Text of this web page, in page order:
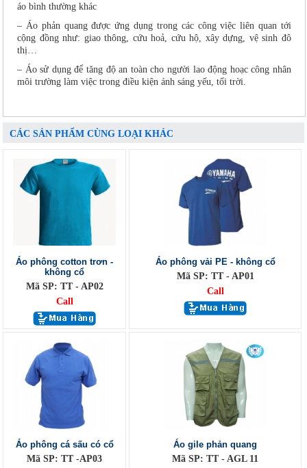
áo bình thường khác
– Áo phản quang được ứng dụng trong các công việc liên quan tới
cộng đồng như: giao thông, cứu hoả, cứu hộ, xây dựng, vệ sinh đô
thị…
– Áo sử dụng để tăng độ an toàn cho người lao động hoạc công nhân
môi trường làm việc trong điều kiện ánh sáng yếu, tối trời.
CÁC SẢN PHẨM CÙNG LOẠI KHÁC
Áo phông cotton trơn -
không cổ
Mã SP: TT - AP02
Call
Áo phông vải PE - không cổ
Mã SP: TT - AP01
Call
Áo phông cá sấu có cổ
Mã SP: TT -AP03
Áo gile phản quang
Mã SP: TT - AGL 11